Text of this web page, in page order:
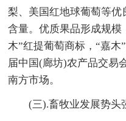
梨、美国红地球葡萄等
含量。优质果品形成规模
木”红提葡萄商标，“嘉
届中国(廊坊)农产品交易
南方市场。
(三).畜牧业发展势头